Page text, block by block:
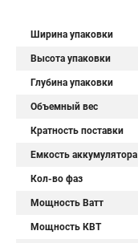
Ширина упаковки
Высота упаковки
Глубина упаковки
Объемный вес
Кратность поставки
Емкость аккумулятора
Кол-во фаз
Мощность Ватт
Мощность КВТ